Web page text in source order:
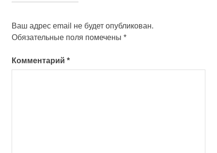
Ваш адрес email не будет опубликован.
Обязательные поля помечены *
Комментарий *